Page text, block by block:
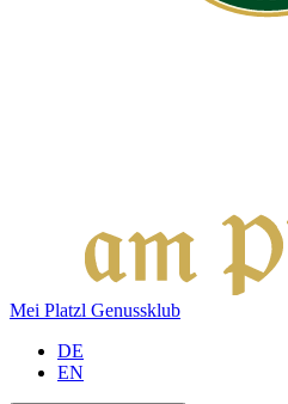
Mei Platzl Genussklub
DE
EN